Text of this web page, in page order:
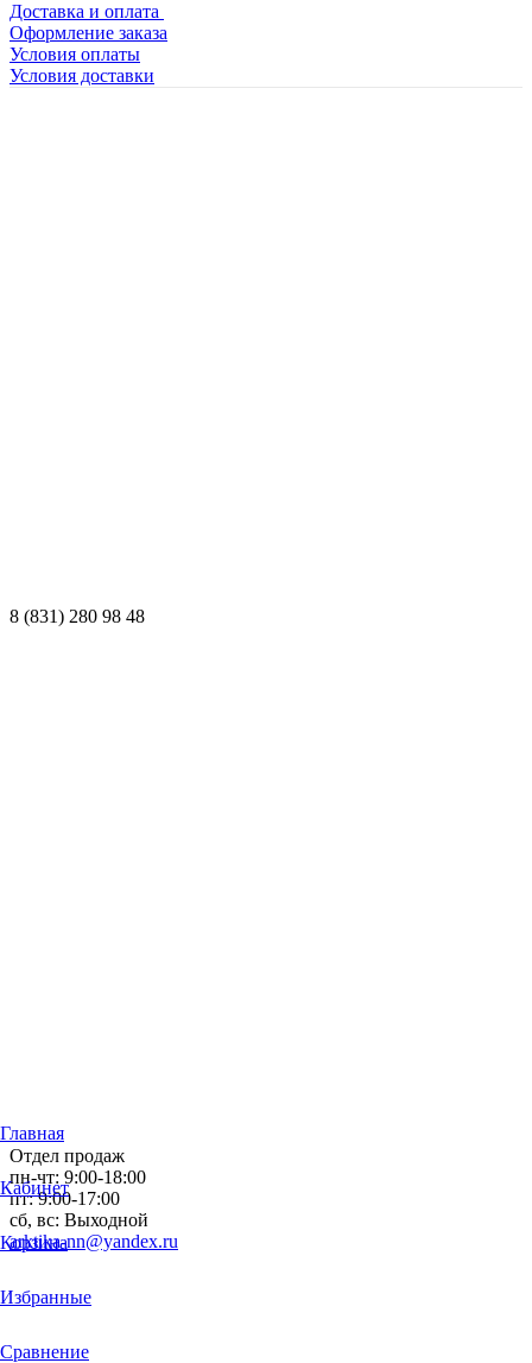
Доставка и оплата
Оформление заказа
Условия оплаты
Условия доставки
8 (831) 280 98 48
Отдел продаж
пн-чт: 9:00-18:00
пт: 9:00-17:00
сб, вс: Выходной
arktika-nn@yandex.ru
Главная
Кабинет
Корзина
Избранные
Сравнение